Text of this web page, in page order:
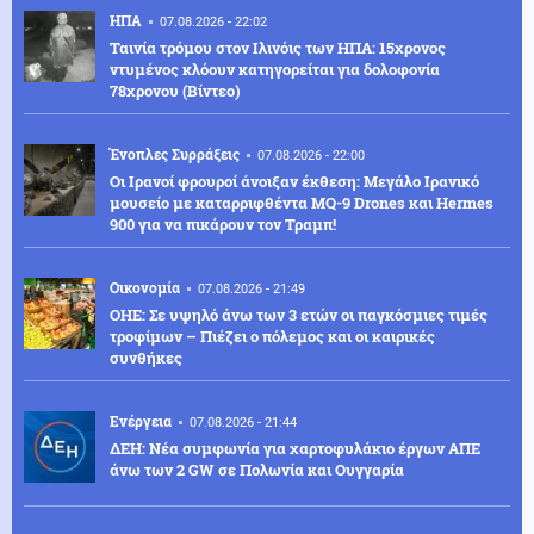
ΗΠΑ 07.08.2026 - 22:02
Ταινία τρόμου στον Ιλινόις των ΗΠΑ: 15χρονος
ντυμένος κλόουν κατηγορείται για δολοφονία
78χρονου (Βίντεο)
Ένοπλες Συρράξεις 07.08.2026 - 22:00
Οι Ιρανοί φρουροί άνοιξαν έκθεση: Μεγάλο Ιρανικό
μουσείο με καταρριφθέντα MQ-9 Drones και Hermes
900 για να πικάρουν τον Τραμπ!
Οικονομία 07.08.2026 - 21:49
ΟΗΕ: Σε υψηλό άνω των 3 ετών οι παγκόσμιες τιμές
τροφίμων – Πιέζει ο πόλεμος και οι καιρικές
συνθήκες
Ενέργεια 07.08.2026 - 21:44
ΔΕΗ: Νέα συμφωνία για χαρτοφυλάκιο έργων ΑΠΕ
άνω των 2 GW σε Πολωνία και Ουγγαρία